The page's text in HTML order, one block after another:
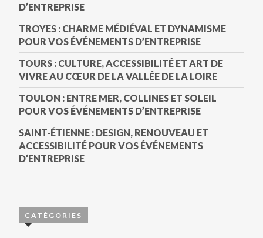
D’ENTREPRISE
TROYES : CHARME MÉDIÉVAL ET DYNAMISME
POUR VOS ÉVÉNEMENTS D’ENTREPRISE
TOURS : CULTURE, ACCESSIBILITÉ ET ART DE
VIVRE AU CŒUR DE LA VALLÉE DE LA LOIRE
TOULON : ENTRE MER, COLLINES ET SOLEIL
POUR VOS ÉVÉNEMENTS D’ENTREPRISE
SAINT-ÉTIENNE : DESIGN, RENOUVEAU ET
ACCESSIBILITÉ POUR VOS ÉVÉNEMENTS
D’ENTREPRISE
CATÉGORIES